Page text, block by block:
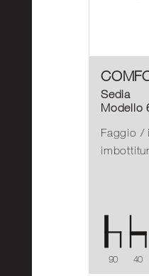
Sedia
Modello
Faggio /
90 40